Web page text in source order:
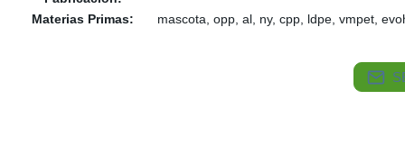
Materias Primas: mascota, opp, al, ny, cpp, ldpe, vmpet,